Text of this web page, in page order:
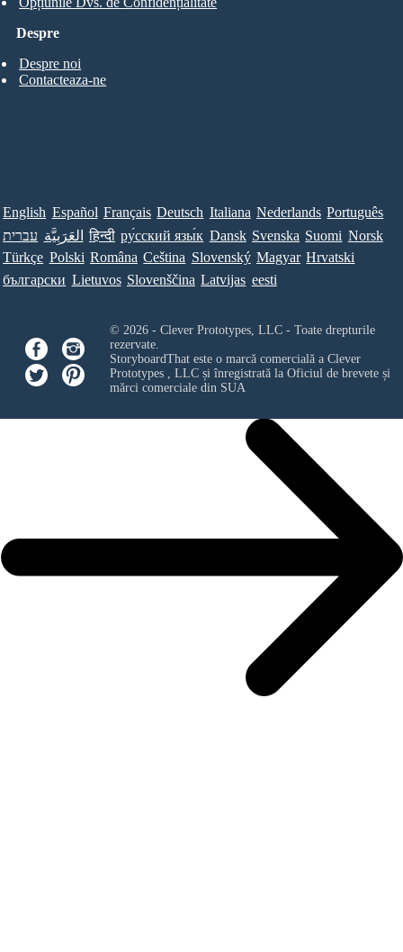
Despre
Despre noi
Contacteaza-ne
English Español Français Deutsch Italiana Nederlands Português
עברית العَرَبِيَّة हिन्दी ру́сский язы́к Dansk Svenska Suomi Norsk
Türkçe Polski Româna Ceština Slovenský Magyar Hrvatski
български Lietuvos Slovenščina Latvijas eesti
© 2026 - Clever Prototypes, LLC - Toate drepturile
rezervate.
StoryboardThat este o marcă comercială a Clever
Prototypes , LLCși înregistrată la Oficiul de brevete și
mărci comerciale din SUA